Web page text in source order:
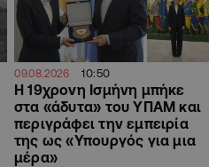
09.08.2026 10:50
Η 19χρονη Ισμήνη μπήκε
στα «άδυτα» του ΥΠΑΜ και
περιγράφει την εμπειρία
της ως «Υπουργός για μια
μέρα»